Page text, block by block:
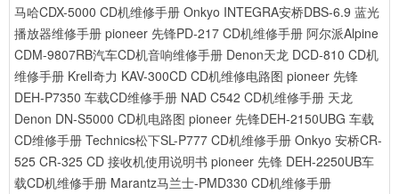
马哈CDX-5000 CD机维修手册 Onkyo INTEGRA安桥DBS-6.9 蓝光
播放器维修手册 pioneer 先锋PD-217 CD机维修手册 阿尔派Alpine
CDM-9807RB汽车CD机音响维修手册 Denon天龙 DCD-810 CD机
维修手册 Krell奇力 KAV-300CD CD机维修电路图 pioneer 先锋
DEH-P7350 车载CD维修手册 NAD C542 CD机维修手册 天龙
Denon DN-S5000 CD机电路图 pioneer 先锋DEH-2150UBG 车载
CD维修手册 Technics松下SL-P777 CD机维修手册 Onkyo 安桥CR-
525 CR-325 CD 接收机使用说明书 pioneer 先锋 DEH-2250UB车
载CD机维修手册 Marantz马兰士-PMD330 CD机维修手册